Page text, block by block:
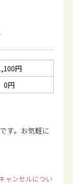
円
0円
す。 お気軽に
ャンセルについ